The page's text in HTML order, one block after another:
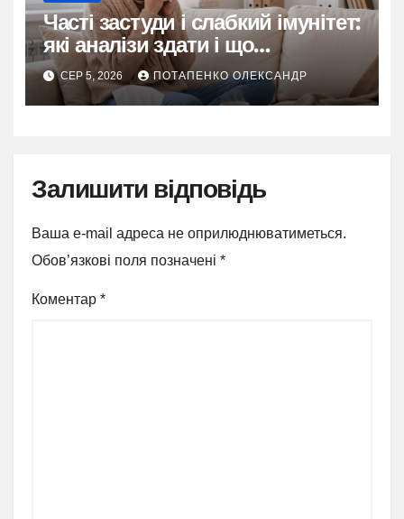
Часті застуди і слабкий імунітет:
які аналізи здати і що
перевірити
СЕР 5, 2026 ПОТАПЕНКО ОЛЕКСАНДР
Залишити відповідь
Ваша e-mail адреса не оприлюднюватиметься.
Обов’язкові поля позначені *
Коментар *